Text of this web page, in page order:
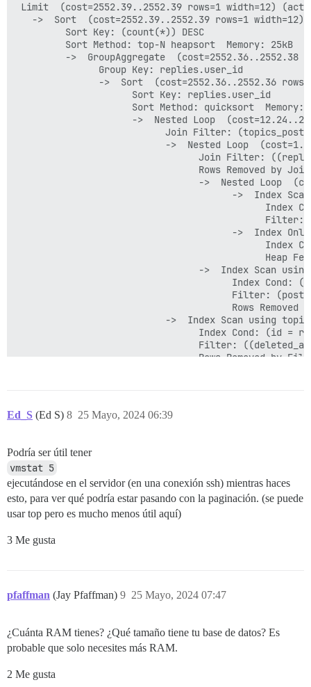
Limit  (cost=2552.39..2552.39 rows=1 width=12)
->  Sort  (cost=2552.39..2552.39 rows=1
         Sort Key: (count(*)) DESC
         Sort Method: top-N heapsort  Memory: 25kB
->  GroupAggregate  (cost=2552.36..2552.38
               Group Key: replies.user_id
->  Sort  (cost=2552.36..2552.36
                     Sort Key: replies.user_id
Sort Method: quicksort  Memory:
->  Nested Loop
Join Filter:
->  Nested Loop
Join Filter:
Rows Removed by
->  Nested Loop
->  Index
Index
->  Index
Index
Heap
->  Index Scan
Index Cond:
Filter:
Rows Removed
->  Index Scan using
Index Cond: (id =
Filter:
Rows Removed by
Execution Time: 94416.415 ms
Ed_S (Ed S) 25 Mayo, 2024 06:39
8
Podría ser útil tener
vmstat 5
ejecutándose en el servidor (en una conexión ssh) mientras haces
esto, para ver qué podría estar pasando con la paginación. (se puede
usar top pero es mucho menos útil aquí)
3 Me gusta
pfaffman (Jay Pfaffman) 25 Mayo, 2024 07:47
9
¿Cuánta RAM tienes? ¿Qué tamaño tiene tu base de datos? Es
probable que solo necesites más RAM.
2 Me gusta